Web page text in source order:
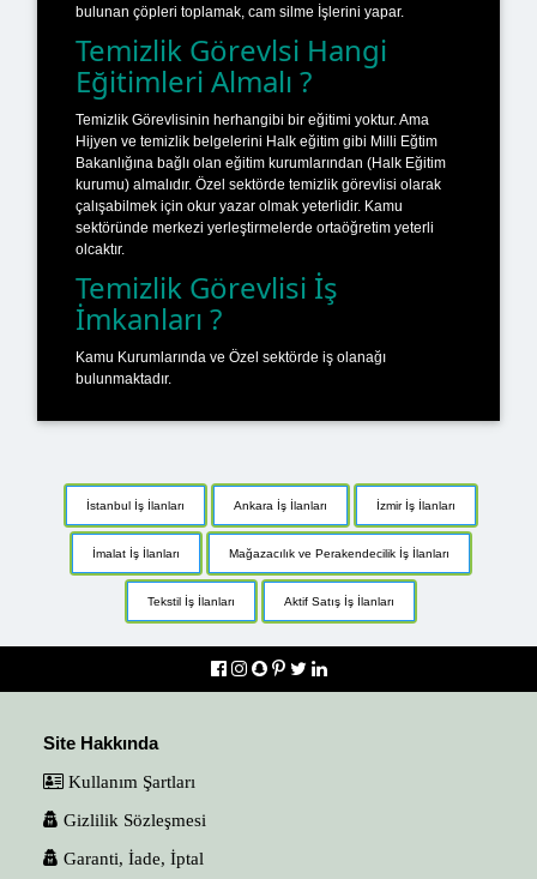
bulunan çöpleri toplamak, cam silme İşlerini yapar.
Temizlik Görevlsi Hangi
Eğitimleri Almalı ?
Temizlik Görevlisinin herhangibi bir eğitimi yoktur. Ama
Hijyen ve temizlik belgelerini Halk eğitim gibi Milli Eğtim
Bakanlığına bağlı olan eğitim kurumlarından (Halk Eğitim
kurumu) almalıdır. Özel sektörde temizlik görevlisi olarak
çalışabilmek için okur yazar olmak yeterlidir. Kamu
sektöründe merkezi yerleştirmelerde ortaöğretim yeterli
olcaktır.
Temizlik Görevlisi İş
İmkanları ?
Kamu Kurumlarında ve Özel sektörde iş olanağı
bulunmaktadır.
İstanbul İş İlanları Ankara İş İlanları İzmir İş İlanları
İmalat İş İlanları Mağazacılık ve Perakendecilik İş İlanları
Tekstil İş İlanları Aktif Satış İş İlanları
Site Hakkında
Kullanım Şartları
Gizlilik Sözleşmesi
Garanti, İade, İptal